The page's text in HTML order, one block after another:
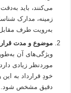
می‌کنند، باید
زمینه، مدارک
به‌رویت طرف
موضوع و مدت
ویژگی‌های آن
موردنظر زیادی
خودِ قرارداد به
دقیق مشخص شود.